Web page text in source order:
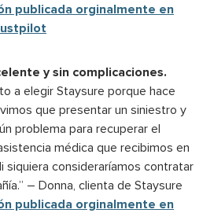
publicada orginalmente en
y sin complicaciones.
a elegir Staysure porque hace
que presentar un siniestro y
problema para recuperar el
médica que recibimos en
siquiera consideraríamos contratar
– Donna, clienta de Staysure
publicada orginalmente en